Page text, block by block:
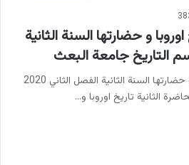
و حضارتها السنة الثانية
المحاضرة الثانية تاريخ اوروبا و حضارتها السنة الثانية الفصل الثاني 2020
الثانية تاريخ اوروبا و…